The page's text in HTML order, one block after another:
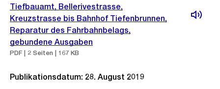
Tiefbauamt, Bellerivestrasse,
Kreuzstrasse bis Bahnhof Tiefenbrunnen,
Reparatur des Fahrbahnbelags,
gebundene Ausgaben
PDF | 2 Seiten | 167 KB
Publikationsdatum: 28. August 2019